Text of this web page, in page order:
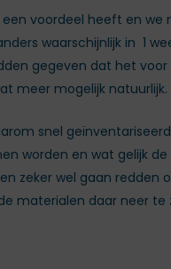
voordeel heeft en
waarschijnlijk in 1
gegeven dat het
meer mogelijk natuurlijk.
snel
worden en wat gelijk
zeker wel gaan
materialen daar neer